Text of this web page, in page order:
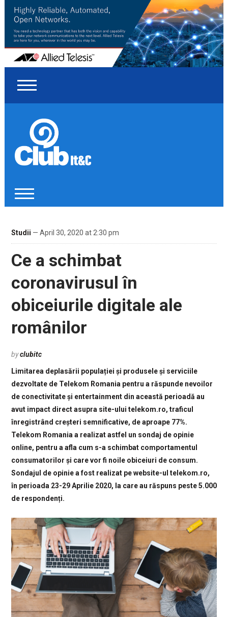
Studii — April 30, 2020 at 2:30 pm
Ce a schimbat
coronavirusul în
obiceiurile digitale ale
românilor
byclubitc
Limitarea deplasării populației și produsele și serviciile
dezvoltate de Telekom Romania pentru a răspunde nevoilor
de conectivitate și entertainment din această perioadă au
avut impact direct asupra site-ului telekom.ro, traficul
înregistrând creșteri semnificative, de aproape 77%.
Telekom Romania a realizat astfel un sondaj de opinie
online, pentru a afla cum s-a schimbat comportamentul
consumatorilor și care vor fi noile obiceiuri de consum.
Sondajul de opinie a fost realizat pe website-ul telekom.ro,
în perioada 23-29 Aprilie 2020, la care au răspuns peste 5.000
de respondenți.